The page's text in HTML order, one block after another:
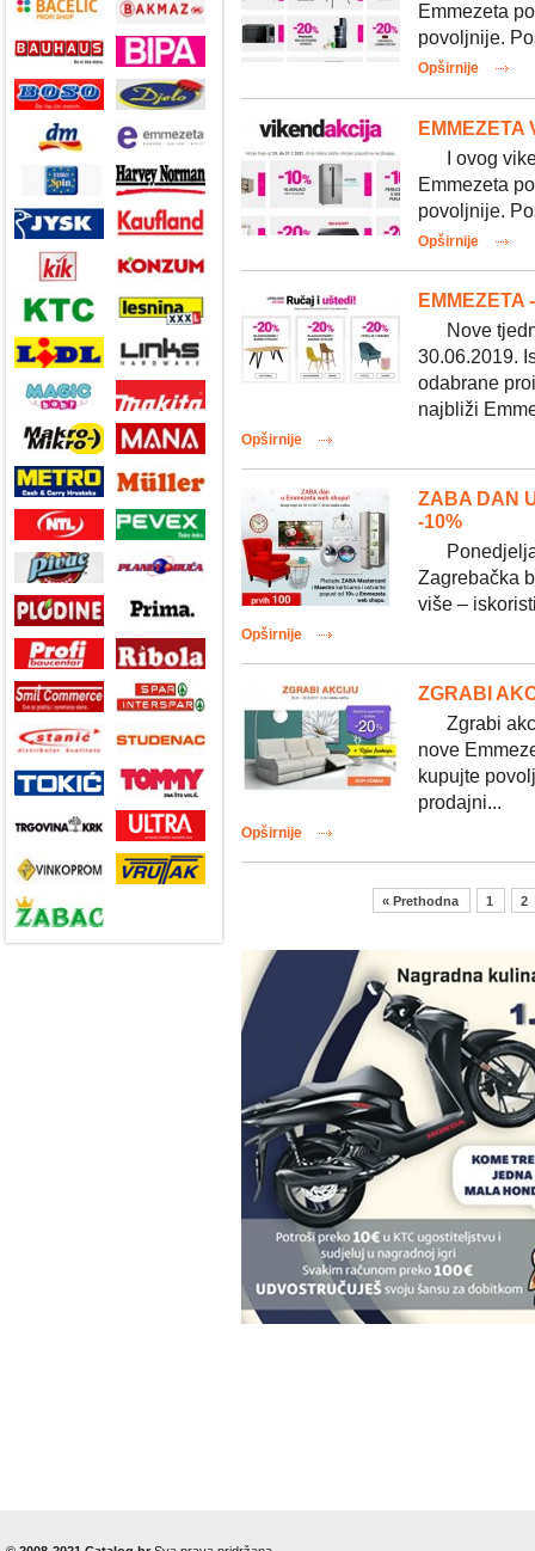
Emmezeta
povoljnije.
Opširnije
EMMEZETA
I ovog
Emmezeta
povoljnije.
Opširnije
EMMEZETA
Nove
30.06.2019.
odabrane
najbliži
Opširnije
ZABA DAN
-10%
Zagrebačka
više –
Opširnije
ZGRABI
Zgrabi
nove
kupujte
prodajni...
Opširnije
« Prethodna 1 2